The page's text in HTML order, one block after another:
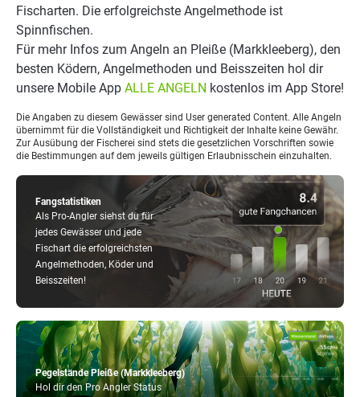
Pegelstände Pleiße (Markkleeberg)
Hol dir den Pro Angler Status
Fangstatistiken
Als Pro-Angler siehst du für
jedes Gewässer und jede
Fischart die erfolgreichsten
Angelmethoden, Köder und
Beisszeiten!
Fischarten. Die erfolgreichste Angelmethode ist
Spinnfischen.
Für mehr Infos zum Angeln an Pleiße (Markkleeberg), den
besten Ködern, Angelmethoden und Beisszeiten hol dir
unsere Mobile App ALLE ANGELN kostenlos im App Store!
Die Angaben zu diesem Gewässer sind User generated Content. Alle Angeln
übernimmt für die Vollständigkeit und Richtigkeit der Inhalte keine Gewähr.
Zur Ausübung der Fischerei sind stets die gesetzlichen Vorschriften sowie
die Bestimmungen auf dem jeweils gültigen Erlaubnisschein einzuhalten.